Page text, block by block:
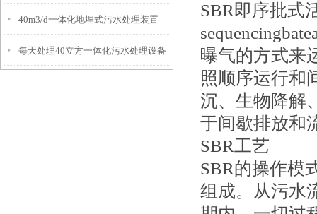
40m3/d一体化地埋式污水处理装置
每天处理40立方一体化污水处理设备
SBR即序批式
曝气的方式来
照顺序运行和
沉、生物降解
于间歇排放和
SBR工艺
SBR的操作模
组成。从污水